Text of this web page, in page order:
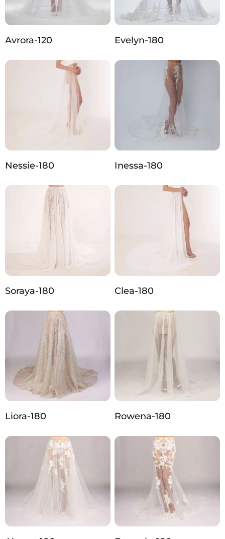
Avrora-120 Evelyn-180
Nessie-180 Inessa-180
Soraya-180 Clea-180
Liora-180 Rowena-180